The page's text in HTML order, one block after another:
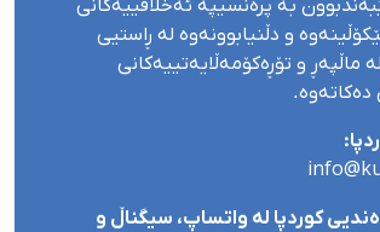
بە پرەنسیپە ئەخلاقییەکانی
و دڵنیابوونەوە لە ڕاستیی
ماڵپەڕ و تۆڕەکۆمەڵایەتییەکانی
دەکاتەوە.
کوردپا لە واتساپ، سیگناڵ و